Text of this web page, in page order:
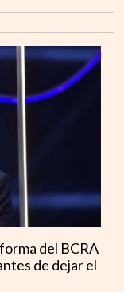
del BCRA
de dejar el